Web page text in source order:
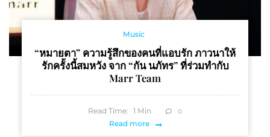
Music
“หมายตา” ความรู้สึกของคนที่แอบรัก ภาวนาให้
รักครั้งนี้สมหวัง จาก “กัน นภัทร” ที่ร่วมทำกับ
Marr Team
Read Time: 1 Min 0
Read more